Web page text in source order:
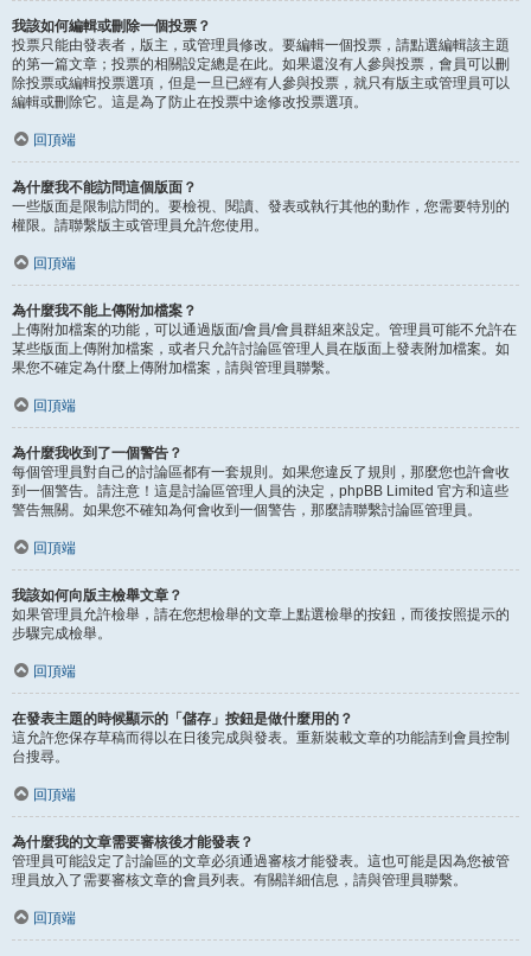
我該如何編輯或刪除一個投票？
投票只能由發表者，版主，或管理員修改。要編輯一個投票，請點選編輯該主題
的第一篇文章；投票的相關設定總是在此。如果還沒有人參與投票，會員可以刪
除投票或編輯投票選項，但是一旦已經有人參與投票，就只有版主或管理員可以
編輯或刪除它。這是為了防止在投票中途修改投票選項。
回頂端
為什麼我不能訪問這個版面？
一些版面是限制訪問的。要檢視、閱讀、發表或執行其他的動作，您需要特別的
權限。請聯繫版主或管理員允許您使用。
回頂端
為什麼我不能上傳附加檔案？
上傳附加檔案的功能，可以通過版面/會員/會員群組來設定。管理員可能不允許在
某些版面上傳附加檔案，或者只允許討論區管理人員在版面上發表附加檔案。如
果您不確定為什麼上傳附加檔案，請與管理員聯繫。
回頂端
為什麼我收到了一個警告？
每個管理員對自己的討論區都有一套規則。如果您違反了規則，那麼您也許會收
到一個警告。請注意！這是討論區管理人員的決定，phpBB Limited 官方和這些
警告無關。如果您不確知為何會收到一個警告，那麼請聯繫討論區管理員。
回頂端
我該如何向版主檢舉文章？
如果管理員允許檢舉，請在您想檢舉的文章上點選檢舉的按鈕，而後按照提示的
步驟完成檢舉。
回頂端
在發表主題的時候顯示的「儲存」按鈕是做什麼用的？
這允許您保存草稿而得以在日後完成與發表。重新裝載文章的功能請到會員控制
台搜尋。
回頂端
為什麼我的文章需要審核後才能發表？
管理員可能設定了討論區的文章必須通過審核才能發表。這也可能是因為您被管
理員放入了需要審核文章的會員列表。有關詳細信息，請與管理員聯繫。
回頂端